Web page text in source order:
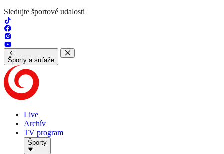
Sledujte športové udalosti
Športy a suťaže
Live
Archív
TV program
Športy